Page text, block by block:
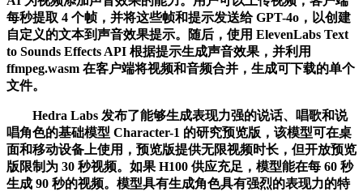
每秒提取 4 个帧，并将这些帧和提示发送给 GPT-4o，以创建
自定义的文本到声音效果提示。随后，使用 ElevenLabs Text
to Sounds Effects API 根据提示生成声音效果，并利用
ffmpeg.wasm 在客户端将视频和音频合并，生成可下载的单个
文件。
Hedra Labs 发布了能够生成表现力强的说话、唱歌和说
唱角色的基础模型 Character-1 的研究预览版，该模型可在桌
面和移动设备上使用，预览版提供无限视频时长，但开放预览
版限制为 30 秒视频。如果 H100 供应充足，模型能在每 60 秒
生成 90 秒的视频。模型具有生成角色具有强烈的表现力的特